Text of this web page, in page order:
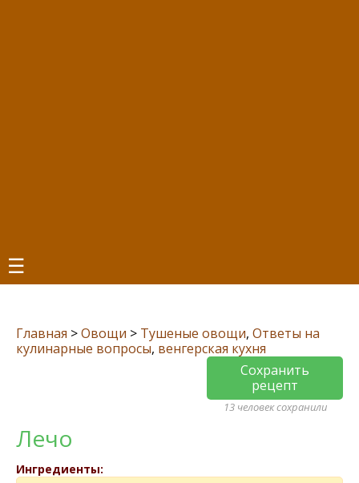
☰
Главная >Овощи > Тушеные овощи, Ответы на
кулинарные вопросы, венгерская кухня
Сохранить
рецепт
13 человек сохранили
Лечо
Ингредиенты: